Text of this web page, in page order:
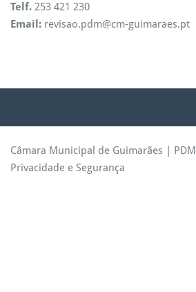
Telf. 253 421 230
Email: revisao.pdm@cm-guimaraes.pt
Câmara Municipal de Guimarães PDM
Privacidade e Segurança